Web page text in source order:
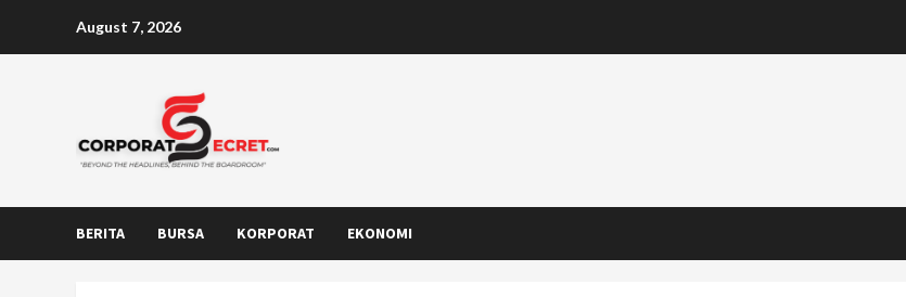
August 7, 2026
BERITA BURSA KORPORAT EKONOMI